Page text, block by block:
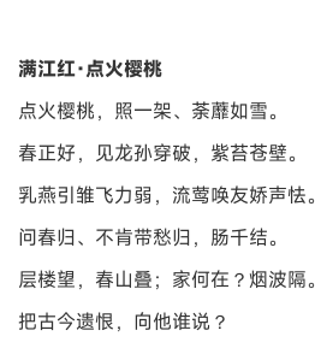
满江红·点火樱桃
点火樱桃，照一架、荼蘼如雪。
春正好，见龙孙穿破，紫苔苍壁。
乳燕引雏飞力弱，流莺唤友娇声怯。
问春归、不肯带愁归，肠千结。
层楼望，春山叠；家何在？烟波隔。
把古今遗恨，向他谁说？